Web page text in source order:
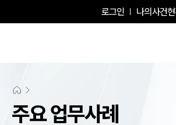
로그인 나의사건
주요 업무사례